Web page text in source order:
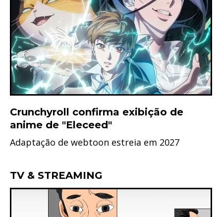
Crunchyroll confirma exibição de
anime de "Eleceed"
Adaptação de webtoon estreia em 2027
TV & STREAMING